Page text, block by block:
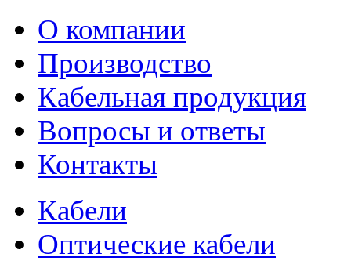
О компании
Производство
Кабельная продукция
Вопросы и ответы
Контакты
Кабели
Оптические кабели